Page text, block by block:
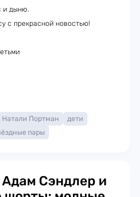
и дыню.
с прекрасной новостью!
Натали Портман
дети
пары
Сэндлер и